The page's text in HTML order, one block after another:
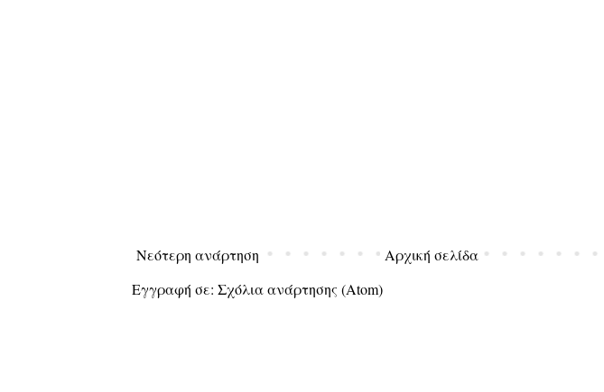
Νεότερη ανάρτηση
Αρχική σελίδα
Εγγραφή σε: Σχόλια ανάρτησης (Atom)